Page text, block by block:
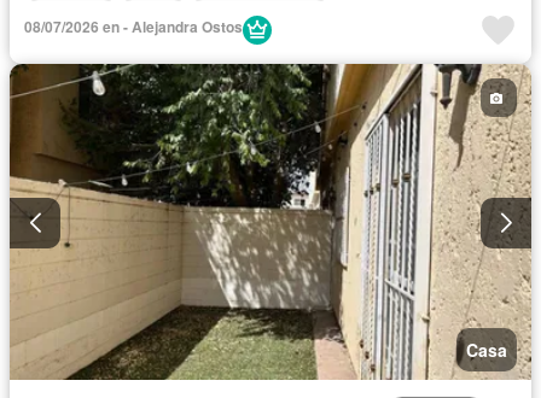
Sala polivalente
08/07/2026 en - Alejandra Ostos
Casa